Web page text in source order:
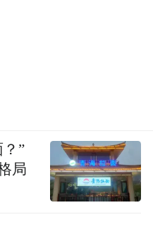
”
局